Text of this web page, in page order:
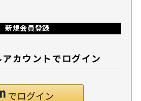
新規会員登録
カウントでログイン